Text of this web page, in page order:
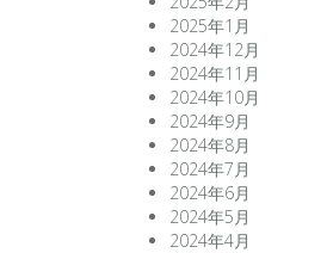
2025年1月
2024年12月
2024年11月
2024年10月
2024年9月
2024年8月
2024年7月
2024年6月
2024年5月
2024年4月